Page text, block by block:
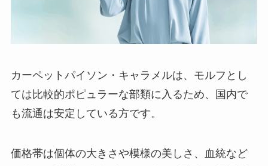
カーペットパイソン・キャラメルは、モルフとし
ては比較的ポピュラーな部類に入るため、国内で
も流通は安定している方です。
価格帯は個体の大きさや模様の美しさ、血統など